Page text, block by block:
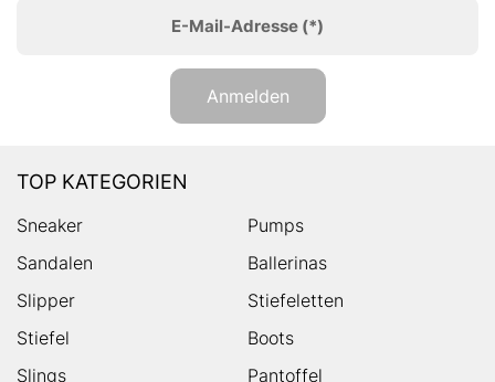
E-Mail-Adresse (*)
Anmelden
TOP KATEGORIEN
Sneaker
Pumps
Sandalen
Ballerinas
Slipper
Stiefeletten
Stiefel
Boots
Slings
Pantoffel